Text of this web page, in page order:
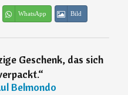
WhatsApp Bild
Geschenk, das sich
“
Belmondo